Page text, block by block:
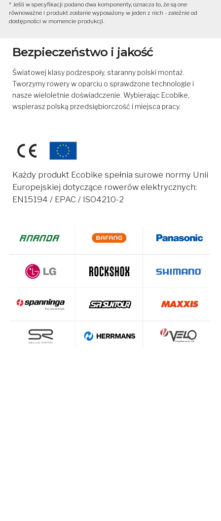
* Jeśli w specyfikacji podano dwa komponenty, oznacza to, że są one
równoważne i produkt zostanie wyposażony w jeden z nich - zależnie od
dostępności w momencie produkcji.
Bezpieczeństwo i jakość
Światowej klasy podzespoły, staranny polski montaż.
Tworzymy rowery w oparciu o sprawdzone technologie i
nasze wieloletnie doświadczenie. Wybierając Ecobike,
wspierasz polską przedsiębiorczość i miejsca pracy.
Każdy produkt Ecobike spełnia surowe normy Unii
Europejskiej dotyczące rowerów elektrycznych:
EN15194 / EPAC / ISO4210-2